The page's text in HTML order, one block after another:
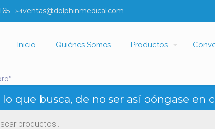
ventas@dolphinmedical.com
Inicio Quiénes Somos Productos
que busca, de no ser así póngase en